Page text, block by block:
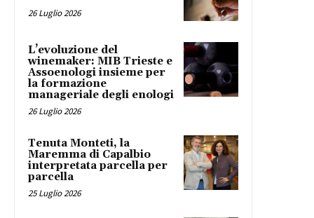
26 Luglio 2026
L’evoluzione del
winemaker: MIB Trieste e
Assoenologi insieme per
la formazione
manageriale degli enologi
26 Luglio 2026
Tenuta Monteti, la
Maremma di Capalbio
interpretata parcella per
parcella
25 Luglio 2026